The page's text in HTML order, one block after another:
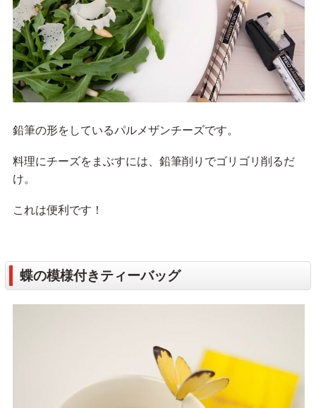
鉛筆の形をしているパルメザンチーズです。
料理にチーズをまぶすには、鉛筆削りでゴリゴリ削るだ
け。
これは便利です！
蝶の模様付きティーバッグ